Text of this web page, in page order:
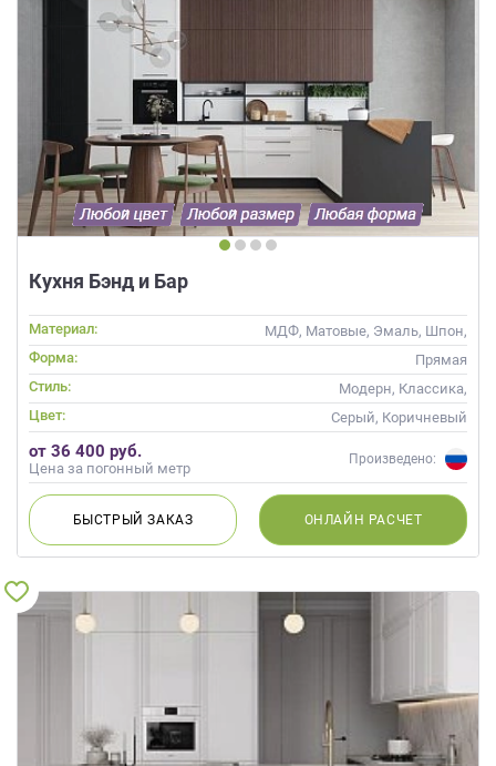
Кухня Бэнд и Бар
Материал:
МДФ, Матовые, Эмаль, Шпон,
Глянцевые
Форма:
Прямая
Стиль:
Модерн, Классика,
Скандинавский, Неоклассика,
Современные
Цвет: Серый, Коричневый
от 36 400 руб.
Цена за погонный метр
Произведено:
БЫСТРЫЙЗАКАЗ ОНЛАЙН РАСЧЕТ